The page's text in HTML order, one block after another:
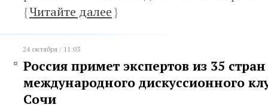
{Читайте далее}
24 октября / 11:03
Россия примет экспертов из 35
международного дискуссионного
Сочи